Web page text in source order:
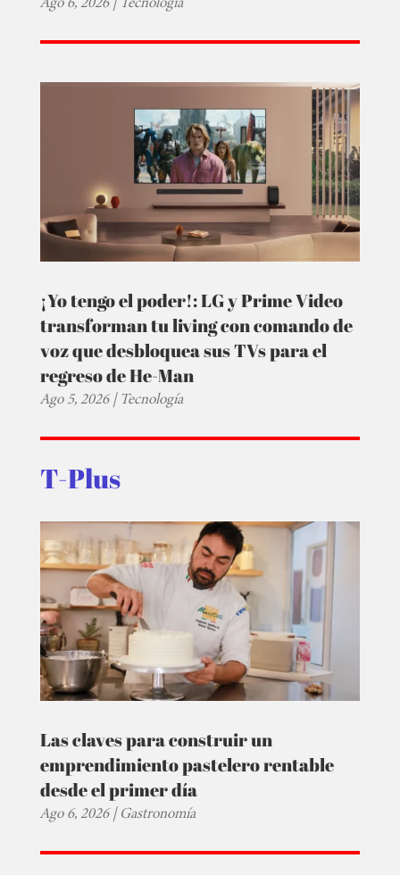
¡Yo tengo el poder!: LG y Prime Video
transforman tu living con comando de
voz que desbloquea sus TVs para el
regreso de He-Man
Ago 5, 2026|Tecnología
T-Plus
Las claves para construir un
emprendimiento pastelero rentable
desde el primer día
Ago 6, 2026|Gastronomía